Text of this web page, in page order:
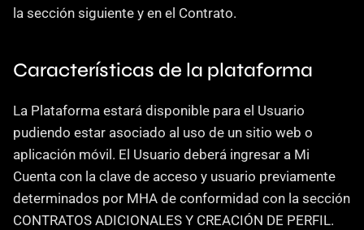
la sección siguiente y en el Contrato.
Características de la plataforma
La Plataforma estará disponible para el Usuario
pudiendo estar asociado al uso de un sitio web o
aplicación móvil. El Usuario deberá ingresar a Mi
Cuenta con la clave de acceso y usuario previamente
determinados por MHA de conformidad con la sección
CONTRATOS ADICIONALES Y CREACIÓN DE PERFIL.